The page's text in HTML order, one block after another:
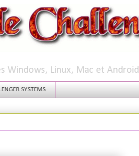
Windows, Linux, Mac et Android
SYSTEMS